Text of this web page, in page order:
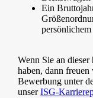
Ein
Wenn Sie an dieser
haben, dann
Bewerbung unter
unserISG-